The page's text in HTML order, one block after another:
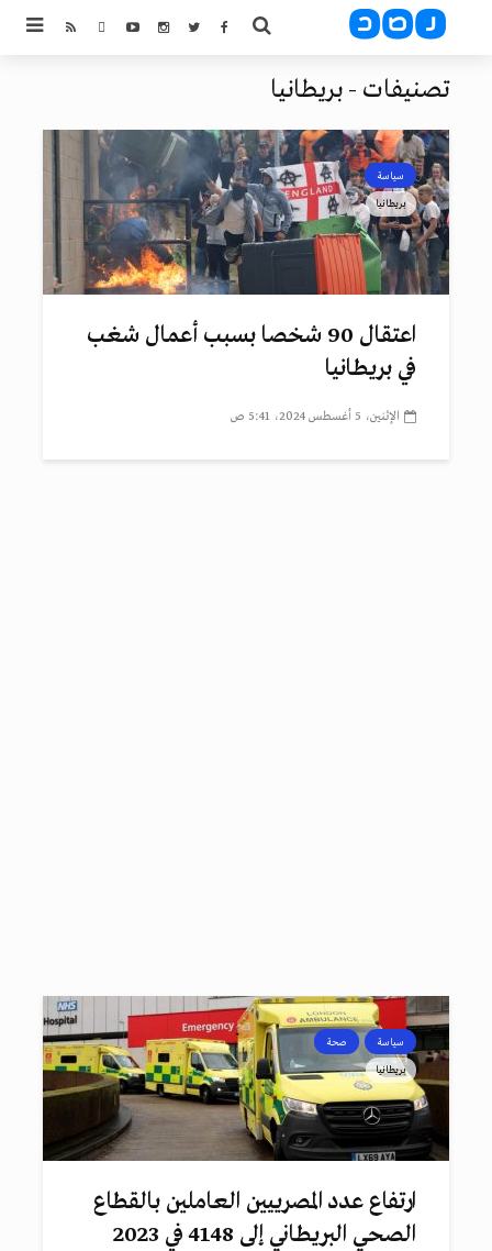
تصنيفات - بريطانيا
سياسة
بريطانيا
اعتقال 90 شخصا بسبب أعمال شغب
في بريطانيا
الإثنين، 5 أغسطس 2024، 5:41 ص
سياسة صحة
بريطانيا
ارتفاع عدد المصرييين العاملين بالقطاع
الصحي البريطاني إلى 4148 في 2023